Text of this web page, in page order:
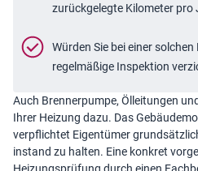
zurückgelegte Kilometer pro
Würden Sie bei einer
regelmäßige Inspektion
Auch Brennerpumpe, Ölleitungen
Ihrer Heizung dazu. Das
verpflichtet Eigentümer
instand zu halten. Eine konkret